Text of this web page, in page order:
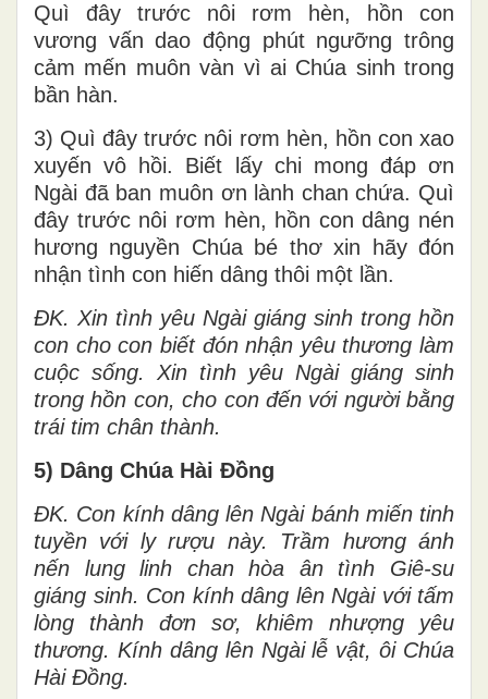
Quì đây trước nôi rơm hèn, hồn con
vương vấn dao động phút ngưỡng trông
cảm mến muôn vàn vì ai Chúa sinh trong
bần hàn.
3) Quì đây trước nôi rơm hèn, hồn con xao
xuyến vô hồi. Biết lấy chi mong đáp ơn
Ngài đã ban muôn ơn lành chan chứa. Quì
đây trước nôi rơm hèn, hồn con dâng nén
hương nguyền Chúa bé thơ xin hãy đón
nhận tình con hiến dâng thôi một lần.
ĐK. Xin tình yêu Ngài giáng sinh trong hồn
con cho con biết đón nhận yêu thương làm
cuộc sống. Xin tình yêu Ngài giáng sinh
trong hồn con, cho con đến với người bằng
trái tim chân thành.
5) Dâng Chúa Hài Đồng
ĐK. Con kính dâng lên Ngài bánh miến tinh
tuyền với ly rượu này. Trầm hương ánh
nến lung linh chan hòa ân tình Giê-su
giáng sinh. Con kính dâng lên Ngài với tấm
lòng thành đơn sơ, khiêm nhượng yêu
thương. Kính dâng lên Ngài lễ vật, ôi Chúa
Hài Đồng.